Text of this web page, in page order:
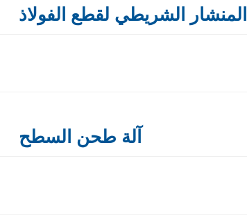
المنشار الشريطي لقطع الفولاذ
آلة طحن السطح